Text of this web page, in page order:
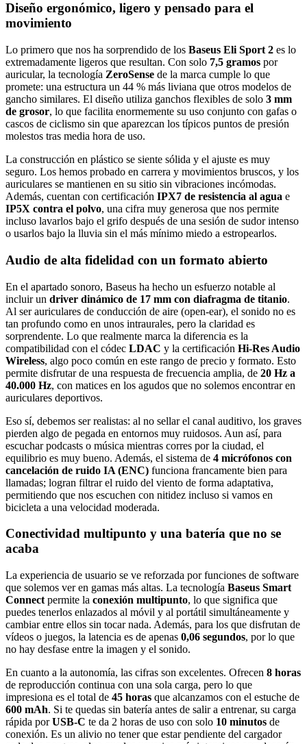
Diseño ergonómico, ligero y pensado para el
movimiento
Lo primero que nos ha sorprendido de los Baseus Eli Sport 2 es lo
extremadamente ligeros que resultan. Con solo 7,5 gramos por
auricular, la tecnología ZeroSense de la marca cumple lo que
promete: una estructura un 44 % más liviana que otros modelos de
gancho similares. El diseño utiliza ganchos flexibles de solo 3 mm
de grosor, lo que facilita enormemente su uso conjunto con gafas o
cascos de ciclismo sin que aparezcan los típicos puntos de presión
molestos tras media hora de uso.
La construcción en plástico se siente sólida y el ajuste es muy
seguro. Los hemos probado en carrera y movimientos bruscos, y los
auriculares se mantienen en su sitio sin vibraciones incómodas.
Además, cuentan con certificación IPX7 de resistencia al agua e
IP5X contra el polvo, una cifra muy generosa que nos permite
incluso lavarlos bajo el grifo después de una sesión de sudor intenso
o usarlos bajo la lluvia sin el más mínimo miedo a estropearlos.
Audio de alta fidelidad con un formato abierto
En el apartado sonoro, Baseus ha hecho un esfuerzo notable al
incluir un driver dinámico de 17 mm con diafragma de titanio.
Al ser auriculares de conducción de aire (open-ear), el sonido no es
tan profundo como en unos intraurales, pero la claridad es
sorprendente. Lo que realmente marca la diferencia es la
compatibilidad con el códec LDAC y la certificación Hi-Res Audio
Wireless, algo poco común en este rango de precio y formato. Esto
permite disfrutar de una respuesta de frecuencia amplia, de 20 Hz a
40.000 Hz, con matices en los agudos que no solemos encontrar en
auriculares deportivos.
Eso sí, debemos ser realistas: al no sellar el canal auditivo, los graves
pierden algo de pegada en entornos muy ruidosos. Aun así, para
escuchar podcasts o música mientras corres por la ciudad, el
equilibrio es muy bueno. Además, el sistema de 4 micrófonos con
cancelación de ruido IA (ENC) funciona francamente bien para
llamadas; logran filtrar el ruido del viento de forma adaptativa,
permitiendo que nos escuchen con nitidez incluso si vamos en
bicicleta a una velocidad moderada.
Conectividad multipunto y una batería que no se
acaba
La experiencia de usuario se ve reforzada por funciones de software
que solemos ver en gamas más altas. La tecnología Baseus Smart
Connect permite la conexión multipunto, lo que significa que
puedes tenerlos enlazados al móvil y al portátil simultáneamente y
cambiar entre ellos sin tocar nada. Además, para los que disfrutan de
vídeos o juegos, la latencia es de apenas 0,06 segundos, por lo que
no hay desfase entre la imagen y el sonido.
En cuanto a la autonomía, las cifras son excelentes. Ofrecen 8 horas
de reproducción continua con una sola carga, pero lo que
impresiona es el total de 45 horas que alcanzamos con el estuche de
600 mAh. Si te quedas sin batería antes de salir a entrenar, su carga
rápida porUSB-C te da 2 horas de uso con solo 10 minutos de
conexión. Es un alivio no tener que estar pendiente del cargador